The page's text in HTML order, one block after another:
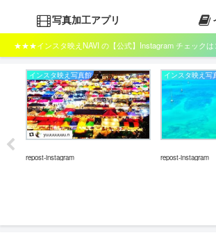
写真加工アプリ
★★★インスタ映えNAVI の【公式】Instagram チェック
インスタ映え写真館
repost-instagram
インスタ映え写
repost-instagram